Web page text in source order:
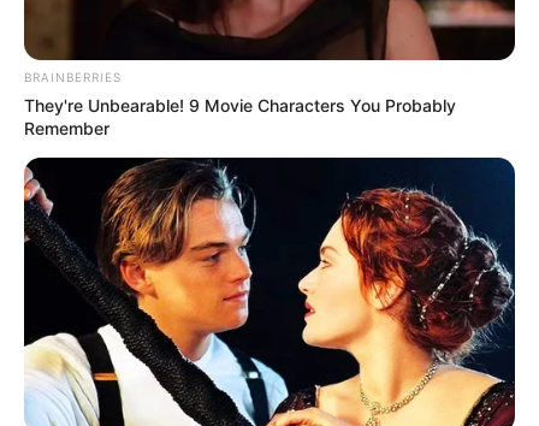
BRAINBERRIES
They're Unbearable! 9 Movie Characters You Probably
Remember